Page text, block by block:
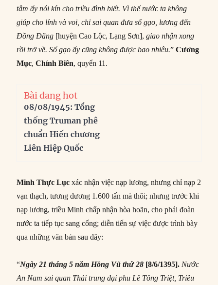
tâm ấy nói kín cho triều đình biết. Vì thế nước ta không
giúp cho lính và voi, chỉ sai quan đưa số gạo, lương đến
Đồng Đăng [huyện Cao Lộc, Lạng Sơn],giao nhận xong
rồi trở về. Số gạo ấy cũng không được bao nhiêu.” Cương
Mục,Chính Biên, quyển 11.
Bài đang hot
08/08/1945: Tổng
thống Truman phê
chuẩn Hiến chương
Liên Hiệp Quốc
Minh Thực Lục xác nhận việc nạp lương, nhưng chỉ nạp 2
vạn thạch, tương đương 1.600 tấn mà thôi; nhưng trước khi
nạp lương, triều Minh chấp nhận hòa hoãn, cho phái đoàn
nước ta tiếp tục sang cống; diễn tiến sự việc được trình bày
qua những văn bản sau đây:
“Ngày 21 tháng 5 năm Hồng Vũ thứ 28 [8/6/1395]. Nước
An Nam sai quan Thái trung đại phu Lê Tông Triệt, Triều